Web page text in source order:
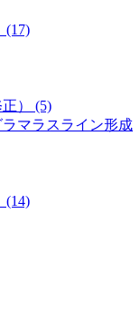
(17)
） (5)
マラスライン形成
(14)